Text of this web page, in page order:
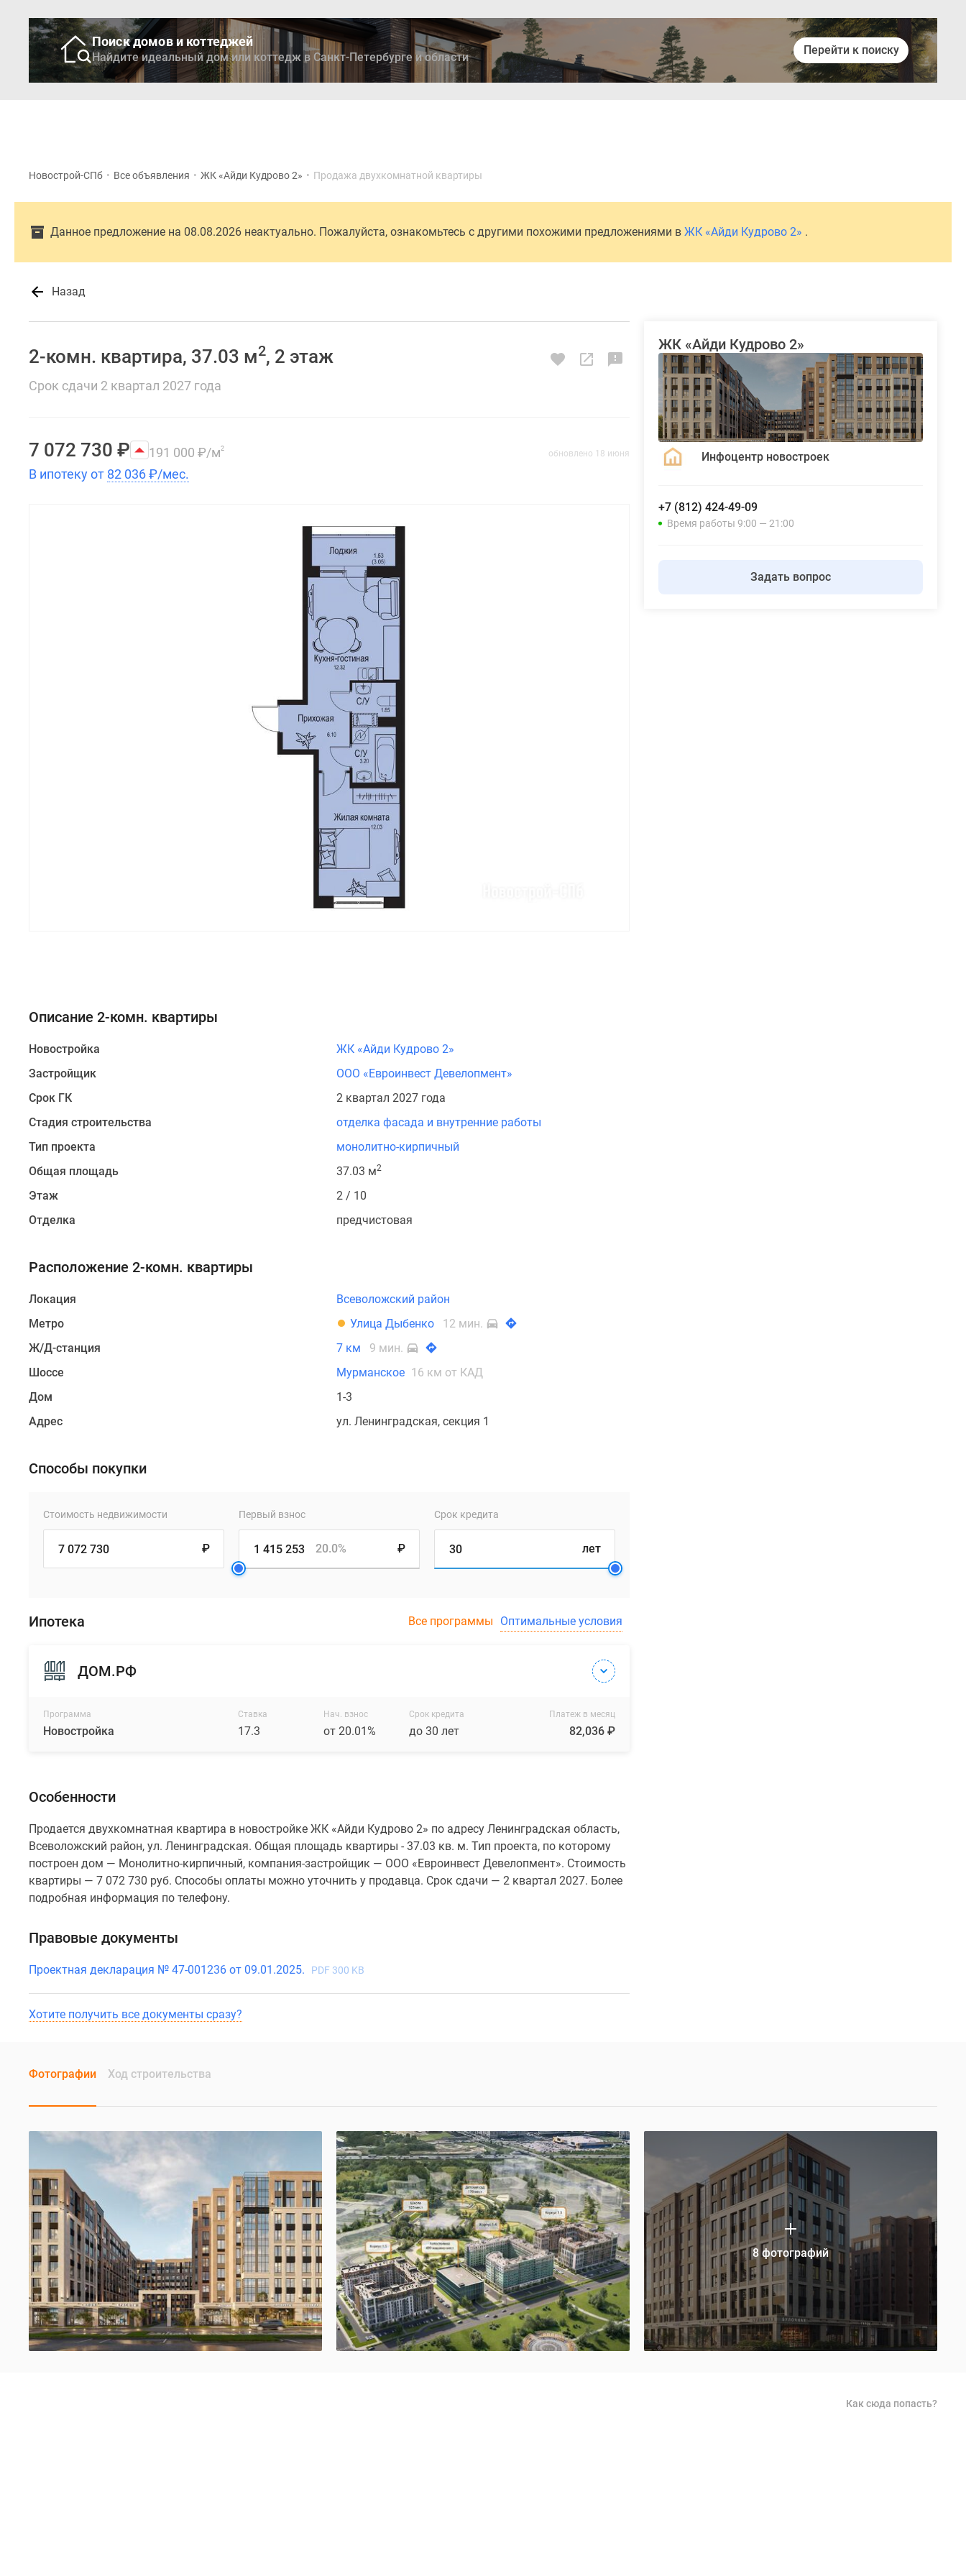
Поиск домов и коттеджей
Найдите идеальный дом или коттедж в Санкт-Петербурге и области
Перейти к поиску
Новострой-СПб • Все объявления • ЖК «Айди Кудрово 2» • Продажа двухкомнатной квартиры
Данное предложение на 08.08.2026 неактуально. Пожалуйста, ознакомьтесь с другими похожими предложениями в ЖК «Айди Кудрово 2» .
Назад
2-комн. квартира, 37.03 м2, 2 этаж
Срок сдачи 2 квартал 2027 года
7 072 730 ₽ 191 000 ₽/м2
В ипотеку от 82 036₽/мес.
обновлено 18 июня
Описание 2-комн. квартиры
Новостройка
ЖК «Айди Кудрово 2»
Застройщик
ООО «Евроинвест Девелопмент»
Срок ГК
2 квартал 2027 года
Стадия строительства
отделка фасада и внутренние работы
Тип проекта
монолитно-кирпичный
Общая площадь
37.03 м2
Этаж
2 / 10
Отделка
предчистовая
Расположение 2-комн. квартиры
Локация
Всеволожский район
Метро
Улица Дыбенко
12 мин.
Ж/Д-станция
7 км
9 мин.
Шоссе
Мурманское 16 км от КАД
Дом
1-3
Адрес
ул. Ленинградская, секция 1
Способы покупки
Стоимость недвижимости
₽
Первый взнос
₽
20.0%
Срок кредита
лет
Ипотека Все программы Оптимальные условия
ДОМ.РФ
Программа
Новостройка
Ставка
17.3
Нач. взнос
от 20.01%
Срок кредита
до 30 лет
Платеж в месяц
82,036 ₽
Особенности
Продается двухкомнатная квартира в новостройке ЖК «Айди Кудрово 2» по адресу Ленинградская область,
Всеволожский район, ул. Ленинградская. Общая площадь квартиры - 37.03 кв. м. Тип проекта, по которому
построен дом — Монолитно-кирпичный, компания-застройщик — ООО «Евроинвест Девелопмент». Стоимость
квартиры — 7 072 730 руб. Способы оплаты можно уточнить у продавца. Срок сдачи — 2 квартал 2027. Более
подробная информация по телефону.
Правовые документы
Проектная декларация № 47-001236 от 09.01.2025. PDF 300 KB
Хотите получить все документы сразу?
ЖК «Айди Кудрово 2»
Инфоцентр новостроек
+7 (812) 424-49-09
Время работы 9:00 — 21:00
Задать вопрос
Фотографии Ход строительства
8 фотографий
Как сюда попасть?